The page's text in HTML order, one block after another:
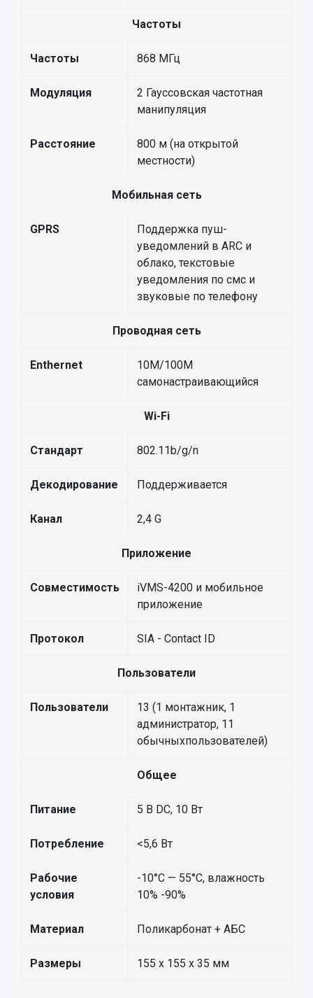
Частоты
Частоты 868 МГц
Модуляция
2 Гауссовская частотная
манипуляция
Расстояние
800 м (на открытой
местности)
Мобильная сеть
GPRS
Поддержка пуш-
уведомлений в ARC и
облако, текстовые
уведомления по смс и
звуковые по телефону
Проводная сеть
Enthernet
10M/100M
самонастраивающийся
Wi-Fi
Стандарт 802.11b/g/n
Декодирование Поддерживается
Канал 2,4 G
Приложение
Совместимость
iVMS-4200 и мобильное
приложение
Протокол SIA - Contact ID
Пользователи
Пользователи
13 (1 монтажник, 1
администратор, 11
обычныхпользователей)
Общее
Питание 5 В DC, 10 Вт
Потребление <5,6 Вт
Рабочие
условия
-10°С — 55°С, влажность
10% -90%
Материал Поликарбонат + АБС
Размеры 155 х 155 х 35 мм